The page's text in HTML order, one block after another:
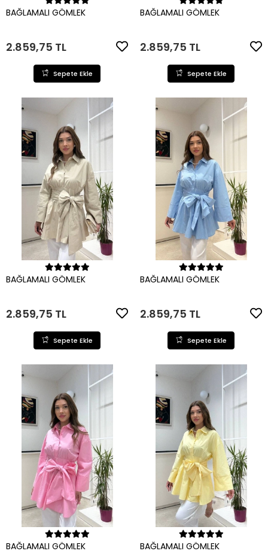
Sepete Ekle
BAĞLAMALI GÖMLEK
2.859,75 TL
Sepete Ekle
Sepete Ekle
BAĞLAMALI GÖMLEK
2.859,75 TL
Sepete Ekle
Sepete Ekle
BAĞLAMALI GÖMLEK
2.859,75 TL
Sepete Ekle
Sepete Ekle
BAĞLAMALI GÖMLEK
2.859,75 TL
Sepete Ekle
Sepete Ekle
BAĞLAMALI GÖMLEK Sepete Ekle
BAĞLAMALI GÖMLEK